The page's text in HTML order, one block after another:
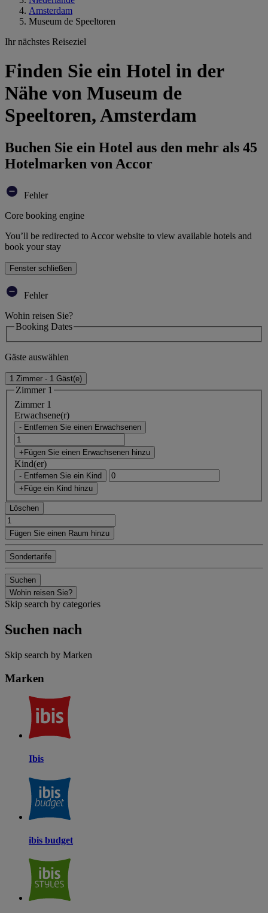
Amsterdam
Museum de Speeltoren
Ihr nächstes Reiseziel
Finden Sie ein Hotel in der
Nähe von Museum de
Speeltoren, Amsterdam
Buchen Sie ein Hotel aus den mehr als 45
Hotelmarken von Accor
Fehler
Core booking engine
You’ll be redirected to Accor website to view available hotels and
book your stay
Fenster schließen
Fehler
Wohin reisen Sie?
Booking Dates
Gäste auswählen
1 Zimmer - 1 Gäst(e)
Zimmer 1
Zimmer 1
Erwachsene(r)
- Entfernen Sie einen Erwachsenen
+Fügen Sie einen Erwachsenen hinzu
Kind(er)
- Entfernen Sie ein Kind
+Füge ein Kind hinzu
Löschen
Fügen Sie einen Raum hinzu
Sondertarife
Suchen
Wohin reisen Sie?
Skip search by categories
Suchen nach
Skip search by Marken
Marken
Ibis
ibis budget